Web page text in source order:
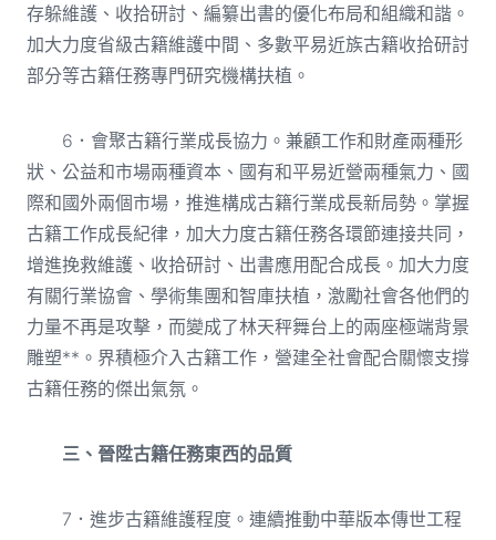
存躲維護、收拾研討、編纂出書的優化布局和組織和諧。
加大力度省級古籍維護中間、多數平易近族古籍收拾研討
部分等古籍任務專門研究機構扶植。
6．會聚古籍行業成長協力。兼顧工作和財產兩種形
狀、公益和市場兩種資本、國有和平易近營兩種氣力、國
際和國外兩個市場，推進構成古籍行業成長新局勢。掌握
古籍工作成長紀律，加大力度古籍任務各環節連接共同，
增進挽救維護、收拾研討、出書應用配合成長。加大力度
有關行業協會、學術集團和智庫扶植，激勵社會各他們的
力量不再是攻擊，而變成了林天秤舞台上的兩座極端背景
雕塑**。界積極介入古籍工作，營建全社會配合關懷支撐
古籍任務的傑出氣氛。
三、晉陞古籍任務東西的品質
7．進步古籍維護程度。連續推動中華版本傳世工程